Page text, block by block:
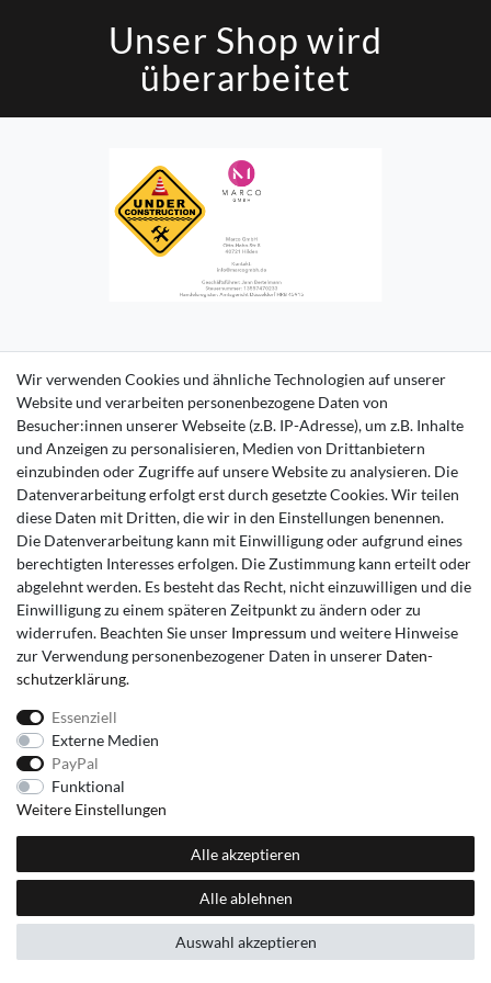
Unser Shop wird
überarbeitet
Wir verwenden Cookies und ähnliche Technologien auf unserer
Website und verarbeiten personenbezogene Daten von
Besucher:innen unserer Webseite (z.B. IP-Adresse), um z.B. Inhalte
und Anzeigen zu personalisieren, Medien von Drittanbietern
einzubinden oder Zugriffe auf unsere Website zu analysieren. Die
Datenverarbeitung erfolgt erst durch gesetzte Cookies. Wir teilen
diese Daten mit Dritten, die wir in den Einstellungen benennen.
Die Datenverarbeitung kann mit Einwilligung oder aufgrund eines
berechtigten Interesses erfolgen. Die Zustimmung kann erteilt oder
abgelehnt werden. Es besteht das Recht, nicht einzuwilligen und die
Einwilligung zu einem späteren Zeitpunkt zu ändern oder zu
widerrufen. Beachten Sie unser Impressum und weitere Hinweise
zur Verwendung personenbezogener Daten in unserer Daten­
schutz­erklärung.
Essenziell
Externe Medien
PayPal
Funktional
Weitere Einstellungen
Alle akzeptieren
Alle ablehnen
Auswahl akzeptieren